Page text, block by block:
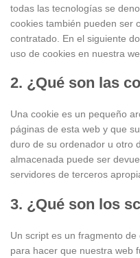
todas las tecnologías se
cookies también pueden ser
contratado. En el siguiente
uso de cookies en nuestra
2. ¿Qué son las
Una cookie es un pequeño
páginas de esta web y que
duro de su ordenador u otro
almacenada puede ser
servidores de terceros
3. ¿Qué son los
Un script es un fragmento
para hacer que nuestra web